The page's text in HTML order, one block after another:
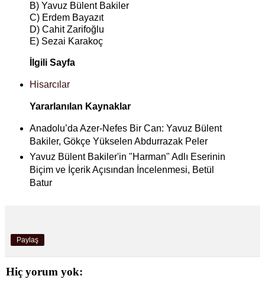
B) Yavuz Bülent Bakiler
C) Erdem Bayazıt
D) Cahit Zarifoğlu
E) Sezai Karakoç
İlgili Sayfa
Hisarcılar
Yararlanılan Kaynaklar
Anadolu’da Azer-Nefes Bir Can: Yavuz Bülent
Bakiler, Gökçe Yükselen Abdurrazak Peler
Yavuz Bülent Bakiler'in "Harman" Adlı Eserinin
Biçim ve İçerik Açısından İncelenmesi, Betül
Batur
Paylaş
Hiç yorum yok: